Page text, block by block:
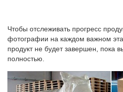
Чтобы отслеживать прогресс
фотографии на каждом важном
продукт не будет завершен, пока
полностью.